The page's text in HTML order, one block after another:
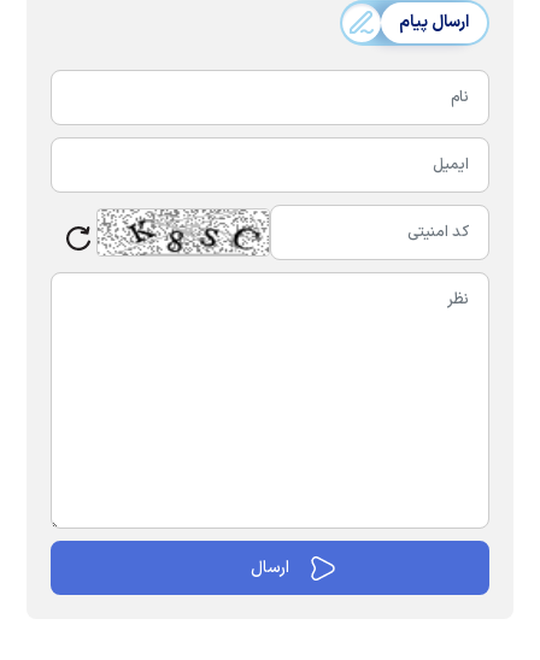
ارسال پیام